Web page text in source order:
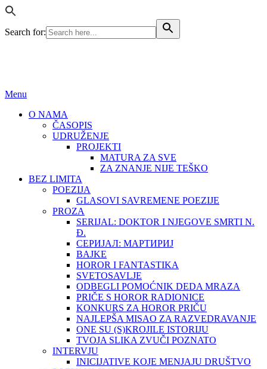
Search for:
Menu
O NAMA
ČASOPIS
UDRUŽENJE
PROJEKTI
MATURA ZA SVE
ZA ZNANJE NIJE TEŠKO
BEZ LIMITA
POEZIJA
GLASOVI SAVREMENE POEZIJE
PROZA
SERIJAL: DOKTOR I NJEGOVE SMRTI N.
Đ.
СЕРИЈАЛ: МАРТИРИЈ
BAJKE
HOROR I FANTASTIKA
SVETOSAVLJE
ODBEGLI POMOĆNIK DEDA MRAZA
PRIČE S HOROR RADIONICE
KONKURS ZA HOROR PRIČU
NAJLEPŠA MISAO ZA RAZVEDRAVANJE
ONE SU (S)KROJILE ISTORIJU
TVOJA SLIKA ZVUČI POZNATO
INTERVJU
INICIJATIVE KOJE MENJAJU DRUŠTVO